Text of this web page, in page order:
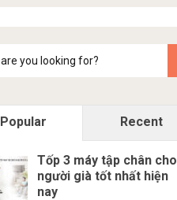
Popular Recent
Tốp 3 máy tập chân cho
người già tốt nhất hiện
nay